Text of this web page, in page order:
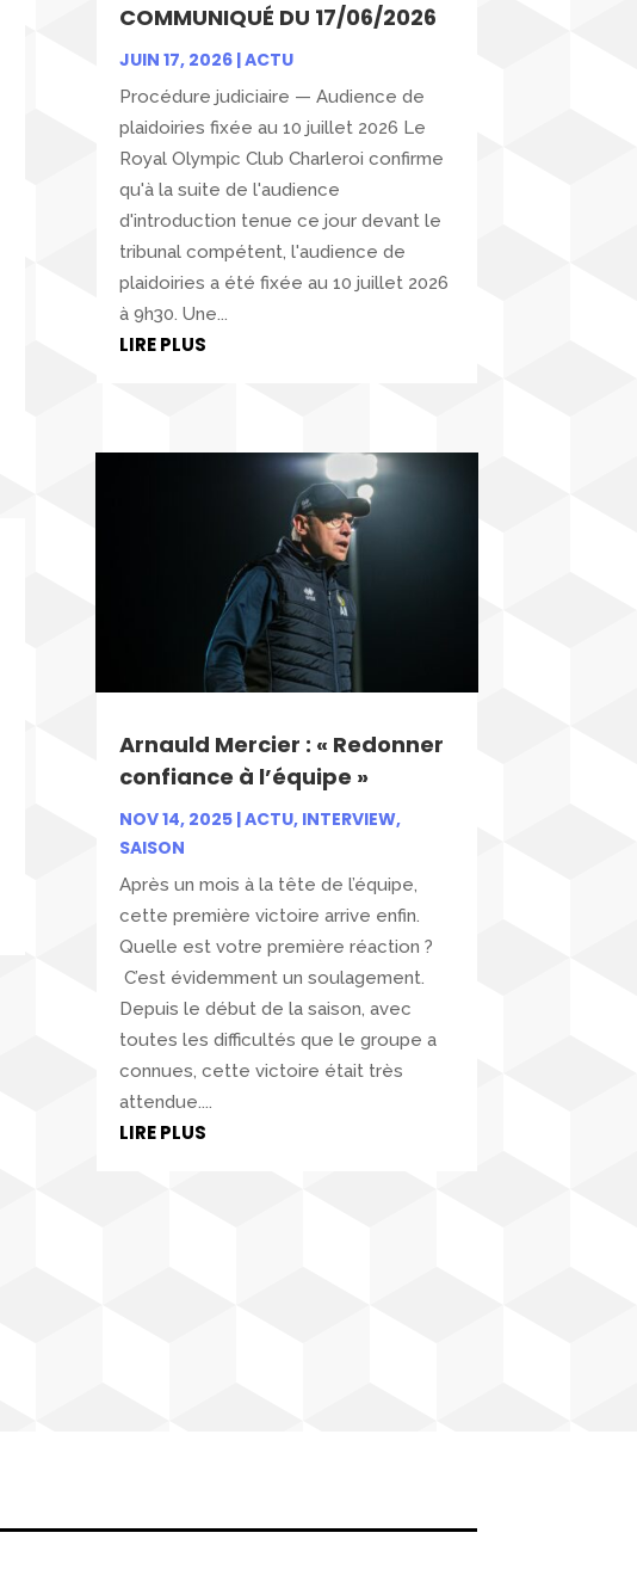
COMMUNIQUÉ DU 17/06/2026
JUIN 17, 2026|ACTU
Procédure judiciaire — Audience de
plaidoiries fixée au 10 juillet 2026 Le
Royal Olympic Club Charleroi confirme
qu'à la suite de l'audience
d'introduction tenue ce jour devant le
tribunal compétent, l'audience de
plaidoiries a été fixée au 10 juillet 2026
à 9h30. Une...
LIRE PLUS
Arnauld Mercier : « Redonner
confiance à l’équipe »
NOV 14, 2025|ACTU, INTERVIEW,
SAISON
Après un mois à la tête de l’équipe,
cette première victoire arrive enfin.
Quelle est votre première réaction ?
C’est évidemment un soulagement.
Depuis le début de la saison, avec
toutes les difficultés que le groupe a
connues, cette victoire était très
attendue....
LIRE PLUS